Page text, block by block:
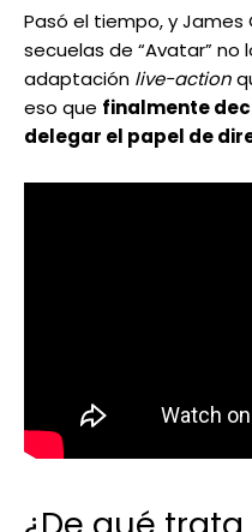
Pasó el tiempo, y
secuelas de “Avatar” no
adaptación live-action
eso que finalmente
delegar el papel de